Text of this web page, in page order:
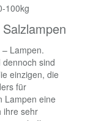
100kg
Lampen.
sind
einzigen, die
für
Lampen eine
ihre sehr